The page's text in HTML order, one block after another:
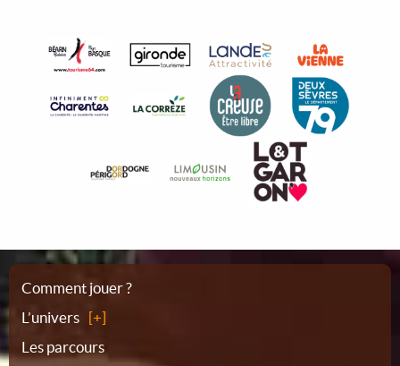
Plan
du
Comment jouer ?
L’univers
Les parcours